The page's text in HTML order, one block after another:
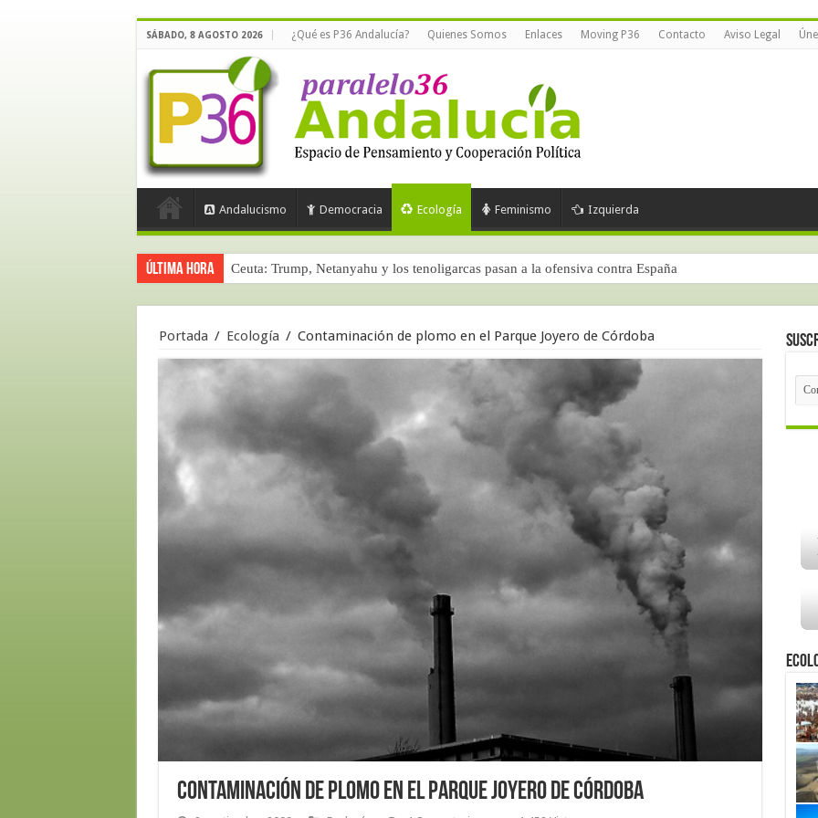
SÁBADO, 8 AGOSTO 2026 ¿Qué es P36 Andalucía? Quienes Somos Enlaces Moving P36 Contacto Aviso Legal
Andalucismo Democracia Ecología Feminismo Izquierda
Última hora Ceuta: Trump, Netanyahu y los tenoligarcas pasan a la ofensiva contra España
Portada / Ecología / Contaminación de plomo en el Parque Joyero de Córdoba
Contaminación de plomo en el Parque Joyero de Córdoba